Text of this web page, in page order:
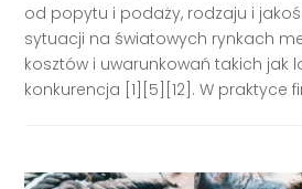
od popytu i podaży, rodzaju i
sytuacji na światowych rynkach
kosztów i uwarunkowań takich jak
konkurencja [1][5][12]. W praktyce